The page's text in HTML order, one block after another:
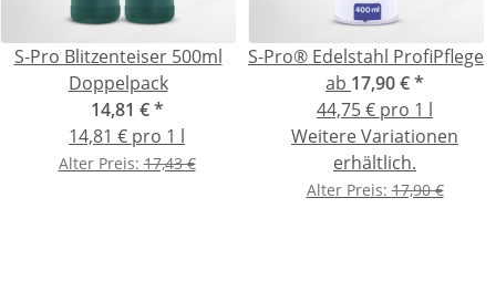
S-Pro Blitzenteiser 500ml
Doppelpack
14,81 €*
14,81 € pro 1 l
Alter Preis:17,43 €
S-Pro® Edelstahl ProfiPflege
ab 17,90 €*
44,75 € pro 1 l
Weitere Variationen
erhältlich.
Alter Preis:17,90 €